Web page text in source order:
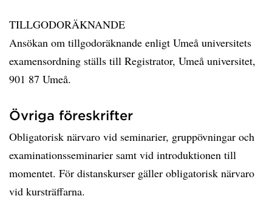
TILLGODORÄKNANDE
Ansökan om tillgodoräknande enligt Umeå universitets
examensordning ställs till Registrator, Umeå universitet,
901 87 Umeå.
Övriga föreskrifter
Obligatorisk närvaro vid seminarier, gruppövningar och
examinationsseminarier samt vid introduktionen till
momentet. För distanskurser gäller obligatorisk närvaro
vid kursträffarna.